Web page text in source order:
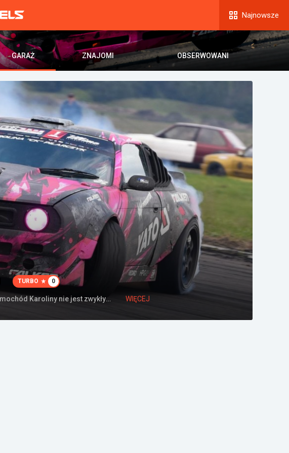
Najnowsze
GARAŻ ZNAJOMI OBSERWOWANI
TURBO 0
PREDATOR LS3 V8 6.2 Vortech Supercharger Samochód Karoliny nie jest zwykłym Nissanem S14. Pod je... WIĘCEJ